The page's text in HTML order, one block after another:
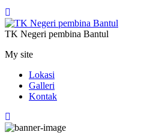
TK Negeri pembina Bantul
My site
Lokasi
Galleri
Kontak